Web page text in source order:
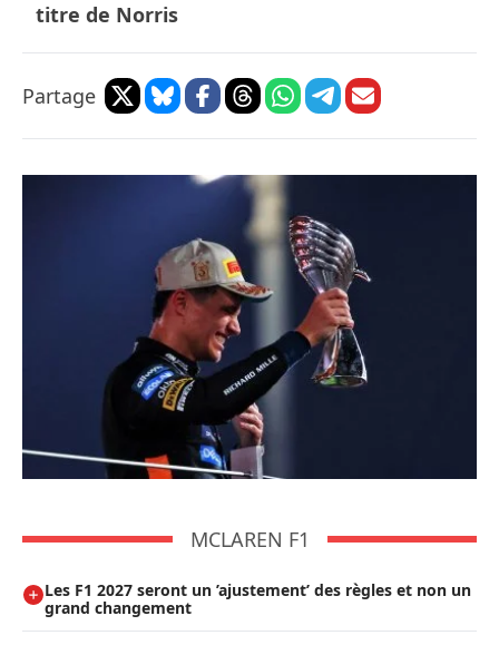
titre de Norris
Partage
MCLAREN F1
Les F1 2027 seront un ’ajustement’ des règles et non un
grand changement